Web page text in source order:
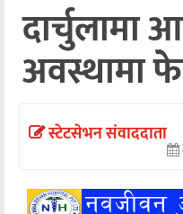
अन्तराष्ट्रिय
अन्तर्वार्ता
अर्थ
खेलकुद
अन्य
दार्चुलामा
अवस्थामा
स्टेटसेभन संवाददाता